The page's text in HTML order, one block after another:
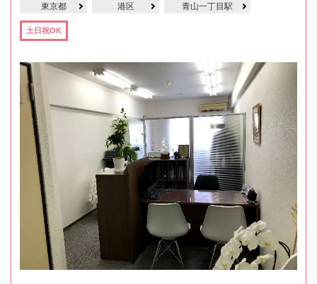
東京都 港区 青山一丁目駅
土日祝OK